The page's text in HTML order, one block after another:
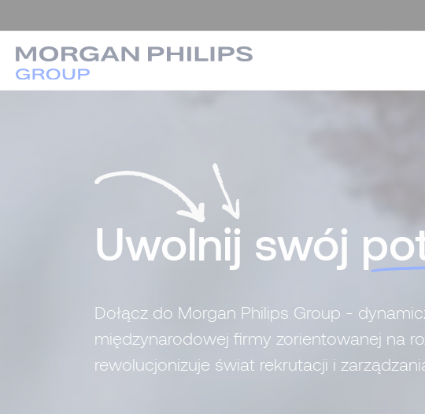
Uwolnij swój
Dołącz do Morgan Philips Group -
międzynarodowej firmy zorientowanej na
rewolucjonizuje świat rekrutacji i